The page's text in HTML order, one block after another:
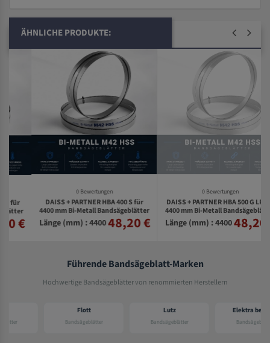
ÄHNLICHE PRODUKTE:
0 Bewertungen
DAISS + PARTNER HBA 400 S für
4400 mm Bi-Metall Bandsägeblätter
Länge (mm) : 4400 48,20 €
0 Bewertungen
DAISS + PARTNER HBA 500 G LR für
4400 mm Bi-Metall Bandsägeblätter
Länge (mm) : 4400 48,20 €
Führende Bandsägeblatt-Marken
Hochwertige Bandsägeblätter von renommierten Herstellern
Bandsägeblätter Bandsägeblätter
Elektra beckum
Bandsägeblätter